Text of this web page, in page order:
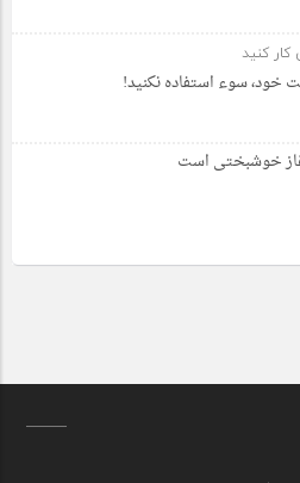
کار کنید
خود، سوء استفاده نکنید!
خوشبختی است